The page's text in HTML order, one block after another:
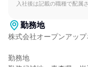
入社後は記載の職種で配属
勤務地
株式会社オープンアッ
勤務地